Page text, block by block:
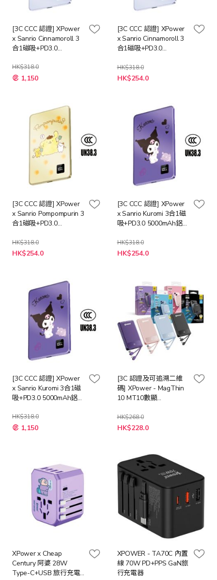
[3C CCC 認證] XPower
x Sanrio Cinnamoroll 3
合1磁吸+PD3.0
源 (M5K)
HK$318.0
特
殊 1,150
[3C CCC 認證] XPower
x Sanrio Cinnamoroll 3
合1磁吸+PD3.0
源 (M5K)
HK$318.0
特
殊
HK$254.0
[3C CCC 認證] XPower
x Sanrio Pompompurin 3
合1磁吸+PD3.0
源 (M5K)
HK$318.0
特
殊
HK$254.0
[3C CCC 認證] XPower
x Sanrio Kuromi 3合1磁
吸+PD3.0 5000mAh鋁合
HK$318.0
特
殊
HK$254.0
[3C CCC 認證] XPower
x Sanrio Kuromi 3合1磁
吸+PD3.0 5000mAh鋁合
HK$318.0
特
殊 1,150
[3C 認證及可追溯二維
碼] XPower - MagThin
10 MT10數顯
PD3.0 移動電源 [多種顏
色]
HK$268.0
HK$228.0
XPower x Cheap
Century 阿婆 28W
Type-C+USB 旅行充電
XPOWER - TA70C 內置
線 70W PD+PPS GaN旅
行充電器